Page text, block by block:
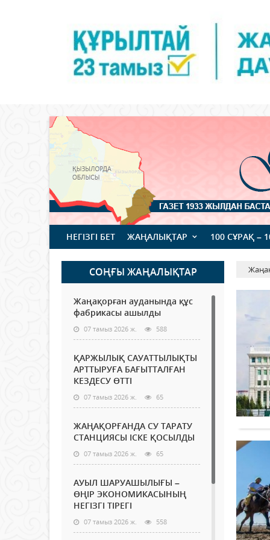
НЕГІЗГІ БЕТ ЖАҢАЛЫҚТАР 100 СҰРАҚ –
СОҢҒЫ ЖАҢАЛЫҚТАР
Жаңақорған ауданында құс
фабрикасы ашылды
07 тамыз 2026 ж. 588
ҚАРЖЫЛЫҚ САУАТТЫЛЫҚТЫ
АРТТЫРУҒА БАҒЫТТАЛҒАН
КЕЗДЕСУ ӨТТІ
07 тамыз 2026 ж. 65
ЖАҢАҚОРҒАНДА СУ ТАРАТУ
СТАНЦИЯСЫ ІСКЕ ҚОСЫЛДЫ
07 тамыз 2026 ж. 65
АУЫЛ ШАРУАШЫЛЫҒЫ –
ӨҢІР ЭКОНОМИКАСЫНЫҢ
НЕГІЗГІ ТІРЕГІ
07 тамыз 2026 ж. 558